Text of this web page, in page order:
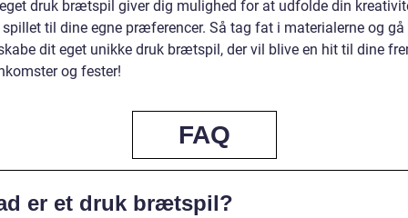
druk brætspil giver dig mulighed for at udfolde din
til dine egne præferencer. Så tag fat i materialerne og gå
dit eget unikke druk brætspil, der vil blive en hit til dine
og fester!
FAQ
er et druk brætspil?